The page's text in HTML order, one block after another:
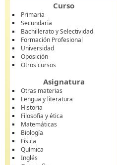
Curso
Primaria
Secundaria
Bachillerato y Selectividad
Formación Profesional
Universidad
Oposición
Otros cursos
Asignatura
Otras materias
Lengua y literatura
Historia
Filosofía y ética
Matemáticas
Biología
Física
Química
Inglés